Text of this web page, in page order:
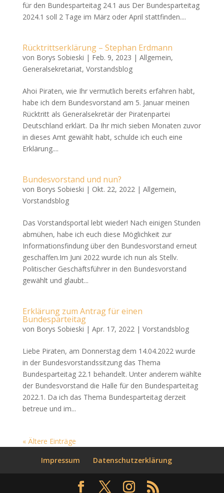
für den Bundesparteitag 24.1 aus Der Bundesparteitag
2024.1 soll 2 Tage im März oder April stattfinden....
Rücktrittserklärung – Stephan Erdmann
von Borys Sobieski | Feb. 9, 2023 | Allgemein,
Generalsekretariat, Vorstandsblog
Ahoi Piraten, wie Ihr vermutlich bereits erfahren habt,
habe ich dem Bundesvorstand am 5. Januar meinen
Rücktritt als Generalsekretär der Piratenpartei
Deutschland erklärt. Da Ihr mich sieben Monaten zuvor
in dieses Amt gewählt habt, schulde ich euch eine
Erklärung....
Bundesvorstand und nun?
von Borys Sobieski | Okt. 22, 2022| Allgemein,
Vorstandsblog
Das Vorstandsportal lebt wieder! Nach einigen Stunden
abmühen, habe ich euch diese Möglichkeit zur
Informationsfindung über den Bundesvorstand erneut
geschaffen.Im Juni 2022 wurde ich nun als Stellv.
Politischer Geschäftsführer in den Bundesvorstand
gewählt und glaubt...
Erklärung zum Antrag für einen
Bundesparteitag
von Borys Sobieski | Apr. 17, 2022| Vorstandsblog
Liebe Piraten, am Donnerstag dem 14.04.2022 wurde
in der Bundesvorstandssitzung das Thema
Bundesparteitag 22.1 behandelt. Unter anderem wählte
der Bundesvorstand die Halle für den Bundesparteitag
2022.1. Da ich das Thema Bundesparteitag derzeit
betreue und im...
« Ältere Einträge
Impressum
Datenschutzerklärung